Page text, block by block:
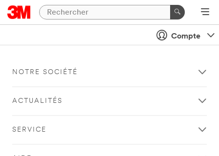
Compte
NOTRE SOCIÉTÉ
ACTUALITÉS
SERVICE